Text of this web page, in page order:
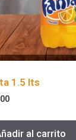
1.5 lts
al carrito